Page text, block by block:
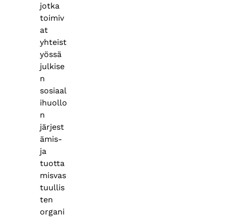
jotka
toimiv
at
yhteist
yössä
julkise
n
sosiaal
ihuollo
n
järjest
ämis-
ja
tuotta
misvas
tuullis
ten
organi